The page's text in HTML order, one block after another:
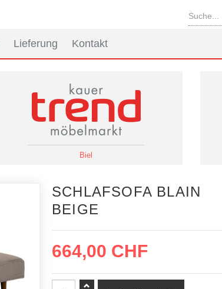
Lieferung Kontakt
Biel
SCHLAFSOFA BLAIN
BEIGE
664,00 CHF